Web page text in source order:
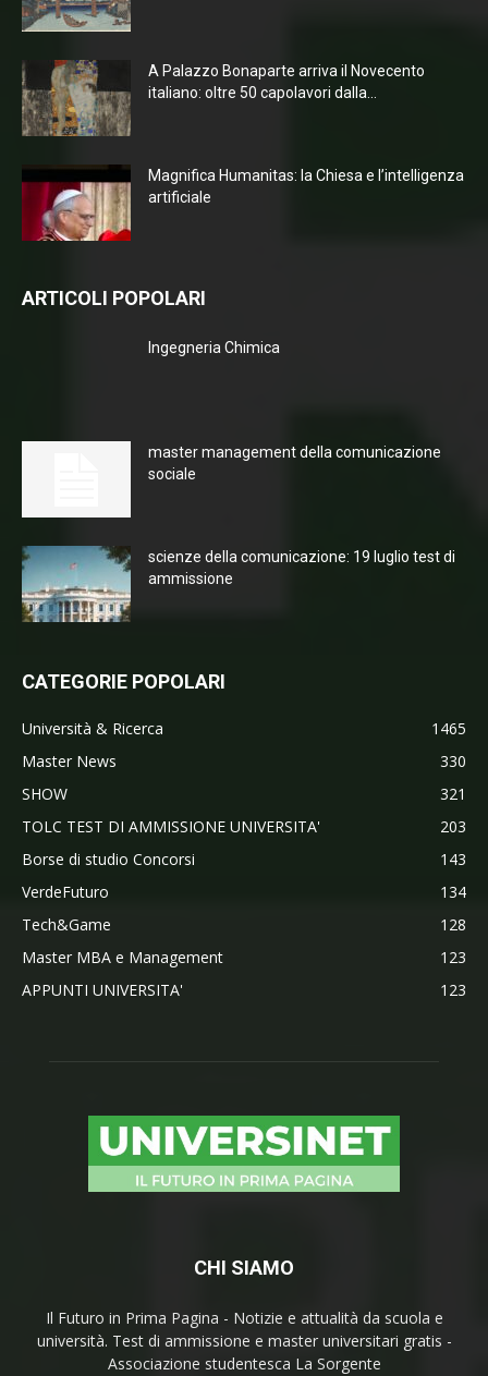
A Palazzo Bonaparte arriva il Novecento
italiano: oltre 50 capolavori dalla...
Magnifica Humanitas: la Chiesa e l’intelligenza
artificiale
ARTICOLI POPOLARI
Ingegneria Chimica
master management della comunicazione
sociale
scienze della comunicazione: 19 luglio test di
ammissione
CATEGORIE POPOLARI
Università & Ricerca
1465
Master News
330
SHOW
321
TOLC TEST DI AMMISSIONE UNIVERSITA'
203
Borse di studio Concorsi
143
VerdeFuturo
134
Tech&Game
128
Master MBA e Management
123
APPUNTI UNIVERSITA'
123
CHI SIAMO
Il Futuro in Prima Pagina - Notizie e attualità da scuola e
università. Test di ammissione e master universitari gratis -
Associazione studentesca La Sorgente